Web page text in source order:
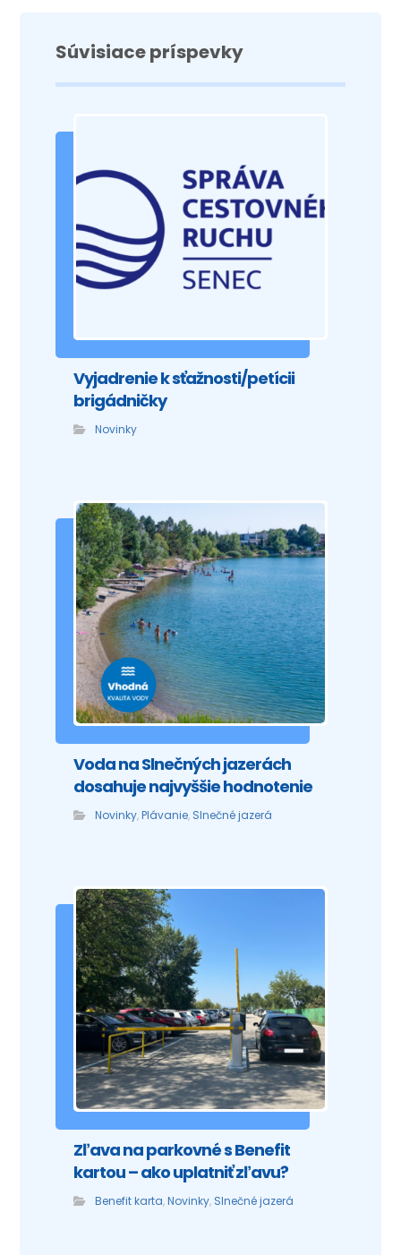
Súvisiace príspevky
Vyjadrenie k sťažnosti/petícii
brigádničky
Novinky
Voda na Slnečných jazerách
dosahuje najvyššie hodnotenie
Novinky,Plávanie, Slnečné jazerá
Zľava na parkovné s Benefit
kartou – ako uplatniť zľavu?
Benefit karta,Novinky, Slnečné jazerá